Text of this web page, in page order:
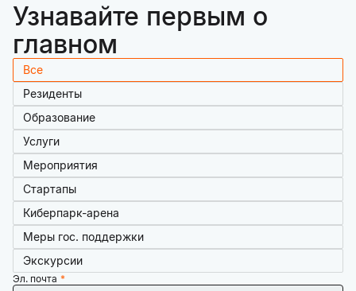
Узнавайте первым о
главном
Все
Резиденты
Образование
Услуги
Мероприятия
Стартапы
Киберпарк-арена
Меры гос. поддержки
Экскурсии
Эл. почта